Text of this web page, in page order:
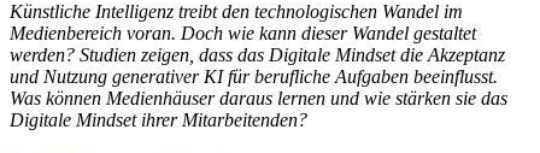
Künstliche Intelligenz treibt den technologischen Wandel im
Medienbereich voran. Doch wie kann dieser Wandel gestaltet
werden? Studien zeigen, dass das Digitale Mindset die Akzeptanz
und Nutzung generativer KI für berufliche Aufgaben beeinflusst.
Was können Medienhäuser daraus lernen und wie stärken sie das
Digitale Mindset ihrer Mitarbeitenden?